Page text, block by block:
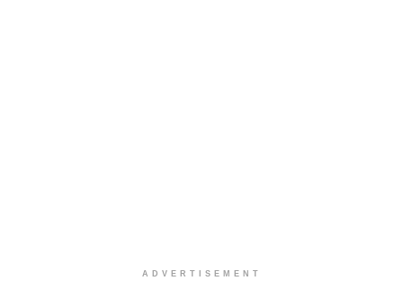
ADVERTISEMENT